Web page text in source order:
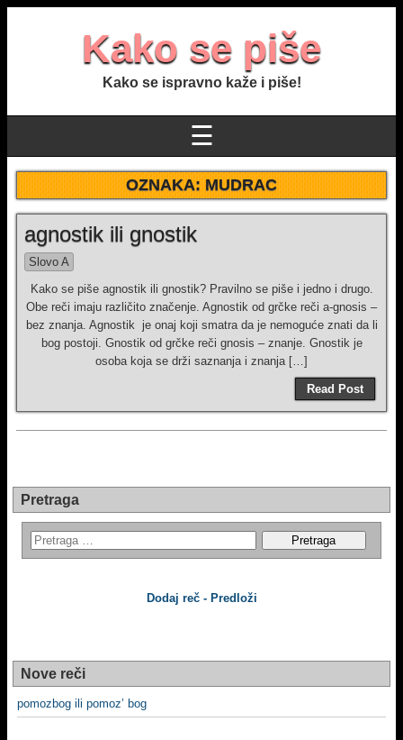
Kako se piše
Kako se ispravno kaže i piše!
☰
OZNAKA:MUDRAC
agnostik ili gnostik
Slovo A
Kako se piše agnostik ili gnostik? Pravilno se piše i jedno i drugo.
Obe reči imaju različito značenje. Agnostik od grčke reči a-gnosis –
bez znanja. Agnostik je onaj koji smatra da je nemoguće znati da li
bog postoji. Gnostik od grčke reči gnosis – znanje. Gnostik je
osoba koja se drži saznanja i znanja […]
Read Post
Pretraga
Dodaj reč - Predloži
Nove reči
pomozbog ili pomoz’ bog